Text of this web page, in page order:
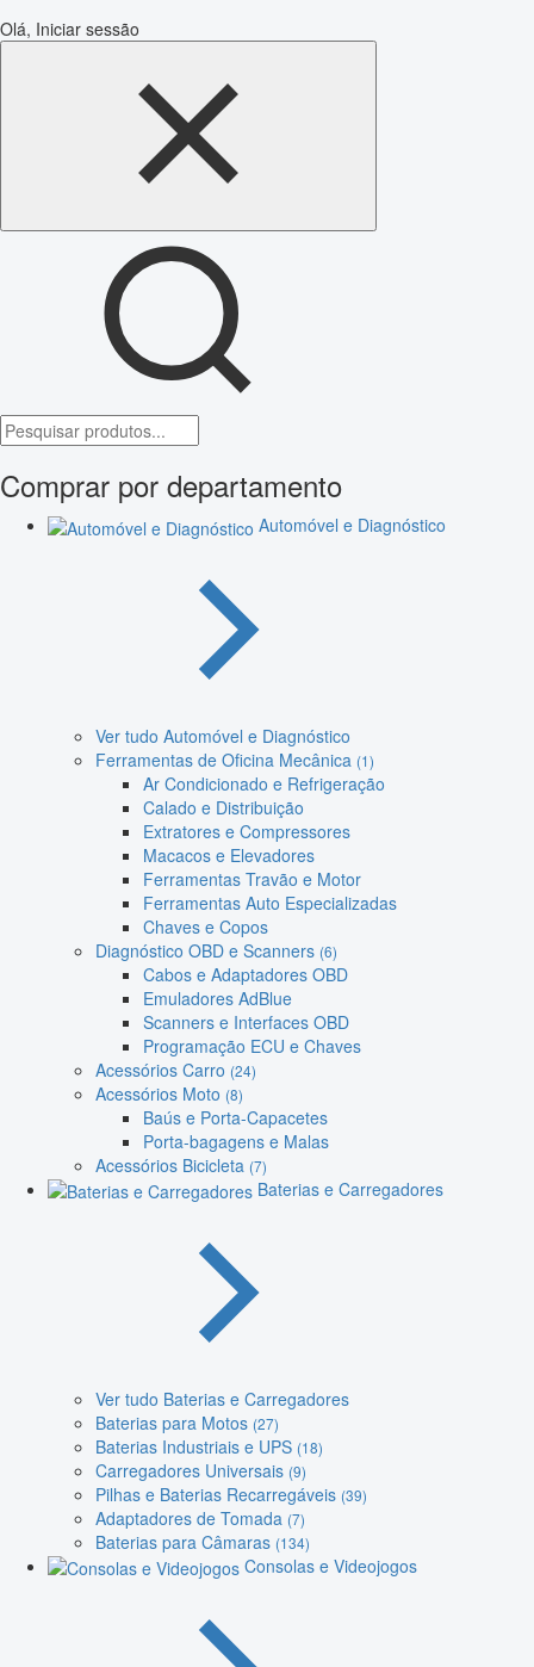
Olá, Iniciar sessão
Comprar por departamento
Automóvel e Diagnóstico
Ver tudo Automóvel e Diagnóstico
Ferramentas de Oficina Mecânica (1)
Ar Condicionado e Refrigeração
Calado e Distribuição
Extratores e Compressores
Macacos e Elevadores
Ferramentas Travão e Motor
Ferramentas Auto Especializadas
Chaves e Copos
Diagnóstico OBD e Scanners (6)
Cabos e Adaptadores OBD
Emuladores AdBlue
Scanners e Interfaces OBD
Programação ECU e Chaves
Acessórios Carro (24)
Acessórios Moto (8)
Baús e Porta-Capacetes
Porta-bagagens e Malas
Acessórios Bicicleta (7)
Baterias e Carregadores
Ver tudo Baterias e Carregadores
Baterias para Motos (27)
Baterias Industriais e UPS (18)
Carregadores Universais (9)
Pilhas e Baterias Recarregáveis (39)
Adaptadores de Tomada (7)
Baterias para Câmaras (134)
Consolas e Videojogos